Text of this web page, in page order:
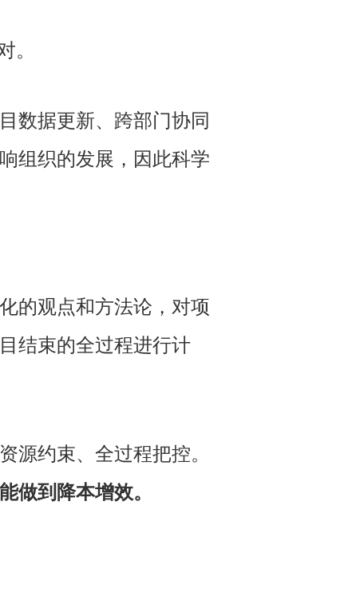
。
数据更新、跨部门协同
组织的发展，因此科学
的观点和方法论，对项
结束的全过程进行计
源约束、全过程把控。
做到降本增效。